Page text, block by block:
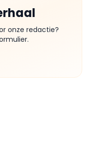
onze redactie?